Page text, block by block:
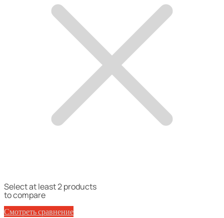
Select at least 2 products
to compare
Смотреть сравнение